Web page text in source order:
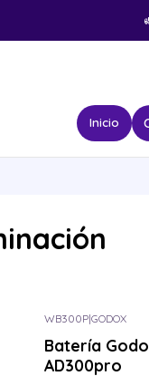
Inicio
WB300P|GODOX
Batería
AD300pro